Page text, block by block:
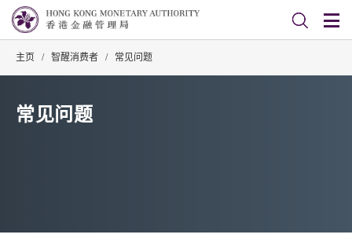
主页 / 智醒消费者 / 常见问题
常见问题